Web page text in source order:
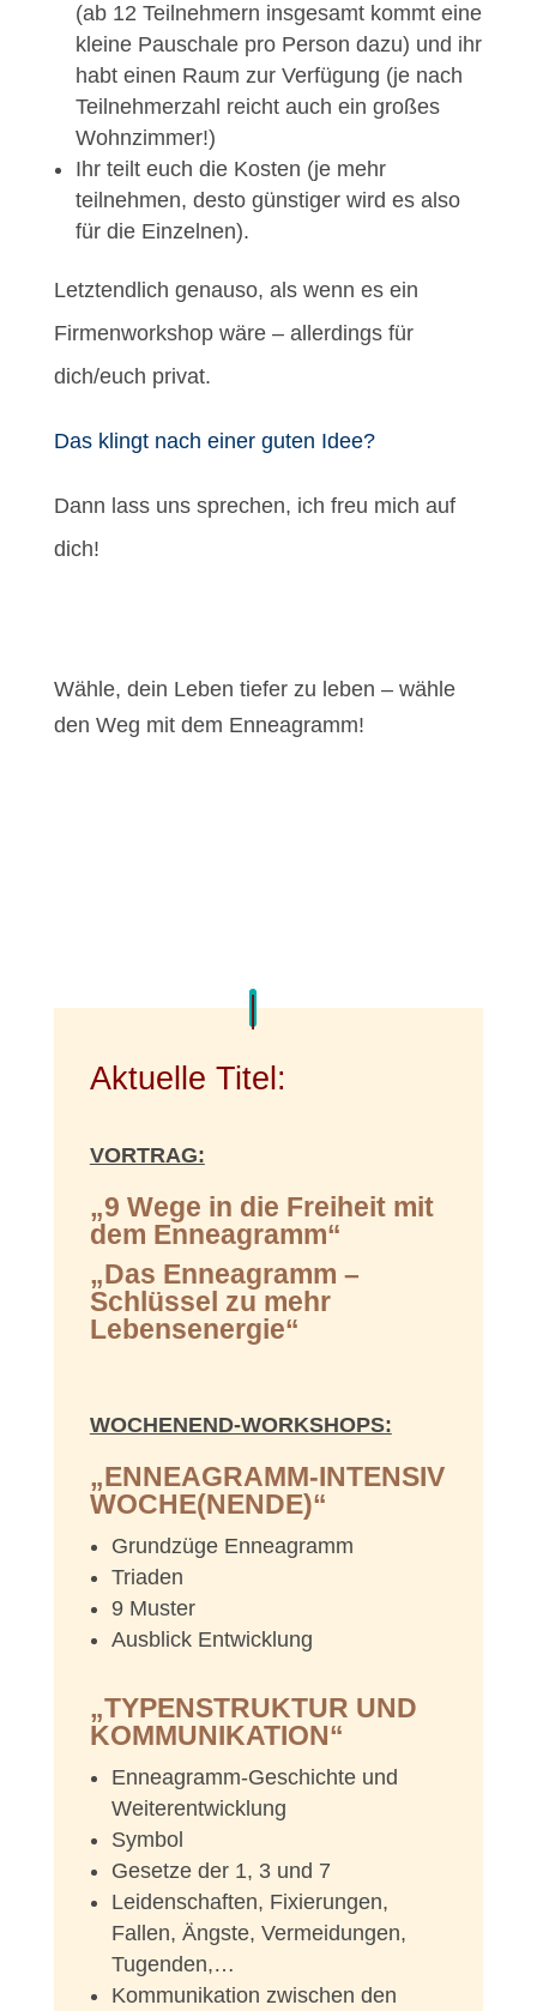
(ab 12 Teilnehmern insgesamt kommt eine
kleine Pauschale pro Person dazu) und ihr
habt einen Raum zur Verfügung (je nach
Teilnehmerzahl reicht auch ein großes
Wohnzimmer!)
Ihr teilt euch die Kosten (je mehr
teilnehmen, desto günstiger wird es also
für die Einzelnen).
Letztendlich genauso, als wenn es ein
Firmenworkshop wäre – allerdings für
dich/euch privat.
Das klingt nach einer guten Idee?
Dann lass uns sprechen, ich freu mich auf
dich!
Wähle, dein Leben tiefer zu leben – wähle
den Weg mit dem Enneagramm!
Aktuelle Titel:
VORTRAG:
„9 Wege in die Freiheit mit
dem Enneagramm“
„Das Enneagramm –
Schlüssel zu mehr
Lebensenergie“
WOCHENEND-WORKSHOPS:
„ENNEAGRAMM-INTENSIV
WOCHE(NENDE)“
Grundzüge Enneagramm
Triaden
9 Muster
Ausblick Entwicklung
„TYPENSTRUKTUR UND
KOMMUNIKATION“
Enneagramm-Geschichte und
Weiterentwicklung
Symbol
Gesetze der 1, 3 und 7
Leidenschaften, Fixierungen,
Fallen, Ängste, Vermeidungen,
Tugenden,…
Kommunikation zwischen den